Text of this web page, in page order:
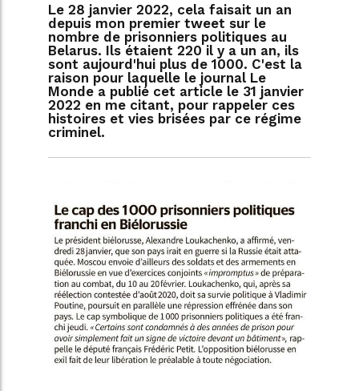
Le 28 janvier 2022, cela faisait un an
depuis mon premier tweet sur le
nombre de prisonniers politiques au
Belarus. Ils étaient 220 il y a un an, ils
sont aujourd'hui plus de 1000. C'est la
raison pour laquelle le journal Le
Monde a publié cet article le 31 janvier
2022 en me citant, pour rappeler ces
histoires et vies brisées par ce régime
criminel.